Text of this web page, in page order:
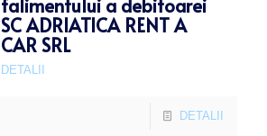
falimentului a debitoarei
SC ADRIATICA RENT A
CAR SRL
DETALII
DETALII